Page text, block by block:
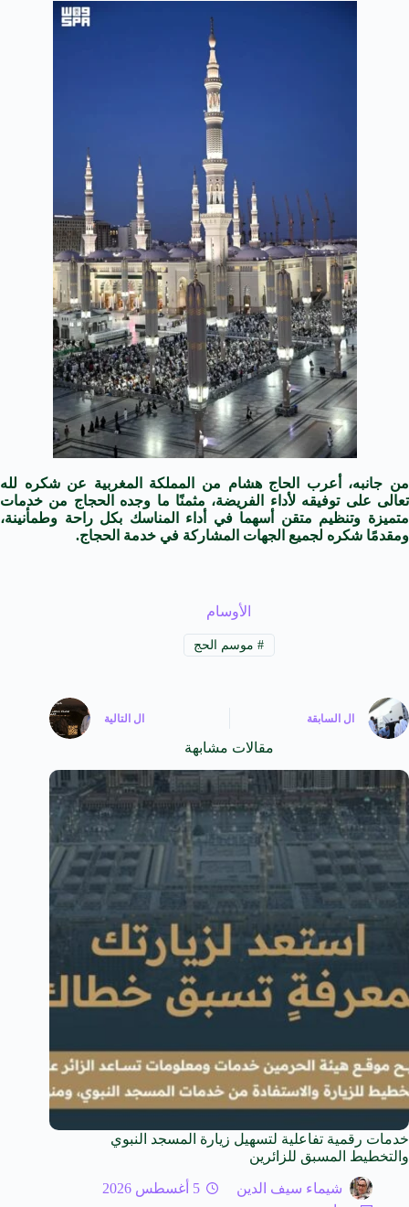
من جانبه، أعرب الحاج هشام من المملكة المغربية عن شكره لله
تعالى على توفيقه لأداء الفريضة، مثمنًا ما وجده الحجاج من خدمات
متميزة وتنظيم متقن أسهما في أداء المناسك بكل راحة وطمأنينة،
ومقدمًا شكره لجميع الجهات المشاركة في خدمة الحجاج.
الأوسام
#موسم الحج
ال السابقة ال التالية
مقالات مشابهة
خدمات رقمية تفاعلية لتسهيل زيارة المسجد النبوي
والتخطيط المسبق للزائرين
شيماء سيف الدين
5 أغسطس 2026